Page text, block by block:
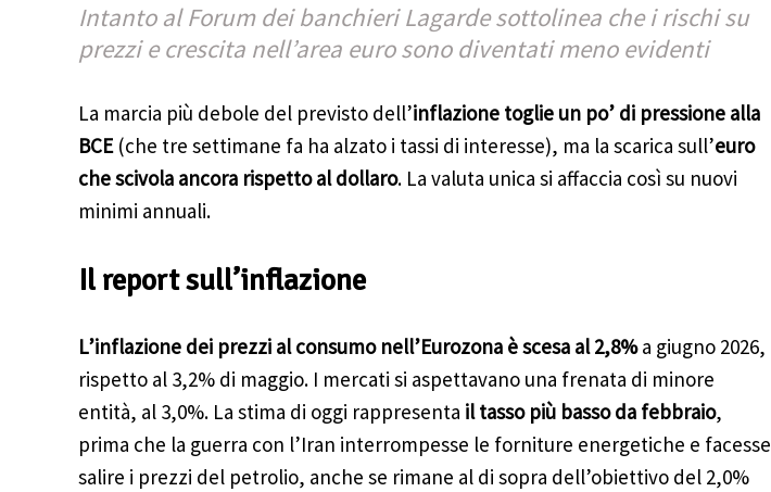
Intanto al Forum dei banchieri Lagarde sottolinea che i rischi su
prezzi e crescita nell’area euro sono diventati meno evidenti
La marcia più debole del previsto dell’inflazione toglie un po’ di pressione alla
BCE(che tre settimane fa ha alzato i tassi di interesse), ma la scarica sull’euro
che scivola ancora rispetto al dollaro. La valuta unica si affaccia così su nuovi
minimi annuali.
Il report sull’inflazione
L’inflazione dei prezzi al consumo nell’Eurozona è scesa al 2,8%a giugno 2026,
rispetto al 3,2% di maggio. I mercati si aspettavano una frenata di minore
entità, al 3,0%. La stima di oggi rappresenta il tasso più basso da febbraio,
prima che la guerra con l’Iran interrompesse le forniture energetiche e facesse
salire i prezzi del petrolio, anche se rimane al di sopra dell’obiettivo del 2,0%